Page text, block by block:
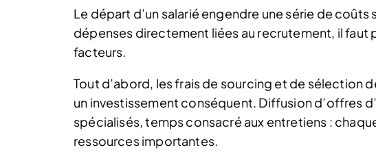
Le départ d’un salarié engendre une série de
dépenses directement liées au recrutement, il faut
facteurs.
Tout d’abord, les frais de sourcing et de sélection
un investissement conséquent. Diffusion d’offres
spécialisés, temps consacré aux entretiens :
ressources importantes.